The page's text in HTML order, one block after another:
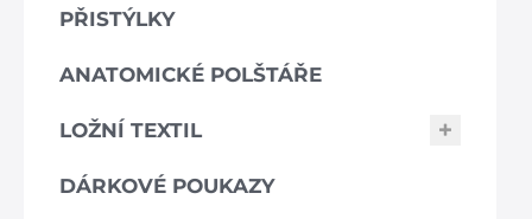
PŘISTÝLKY
ANATOMICKÉ POLŠTÁŘE
LOŽNÍ TEXTIL
DÁRKOVÉ POUKAZY